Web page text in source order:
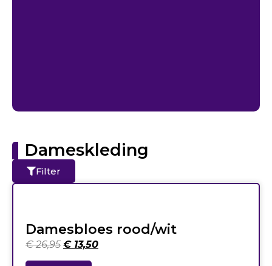
Dameskleding
Filter
Damesbloes rood/wit
€26,95 €13,50